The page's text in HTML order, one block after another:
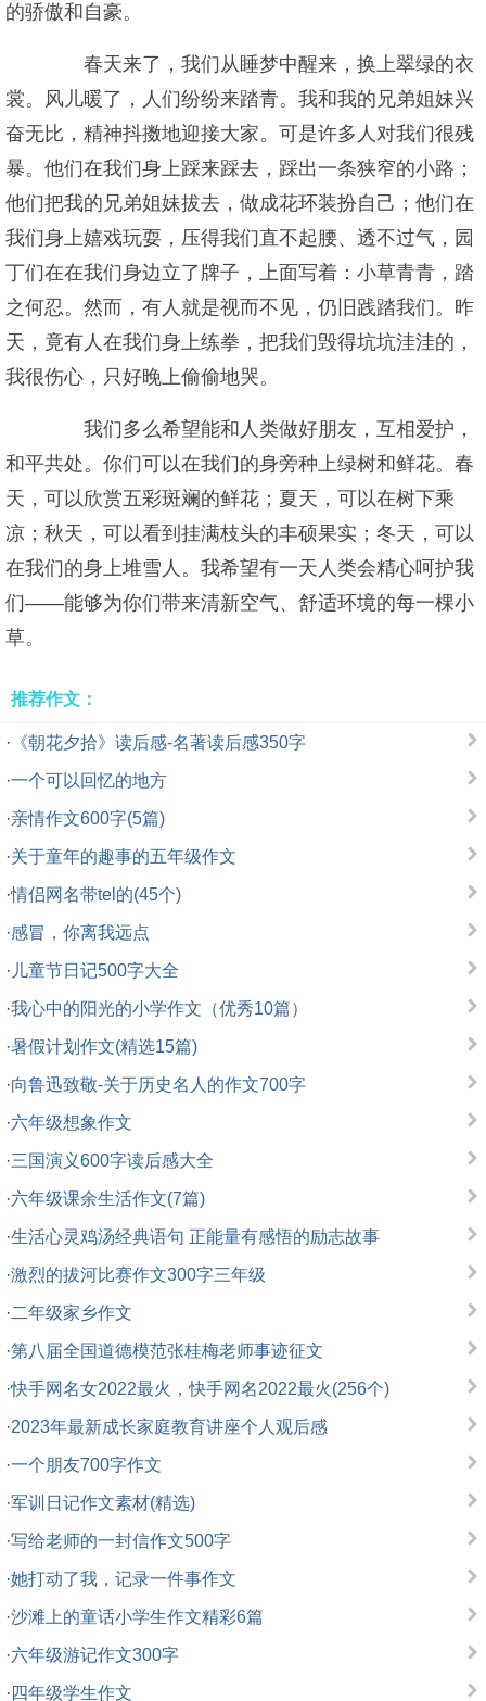
的骄傲和自豪。
春天来了，我们从睡梦中醒来，换上翠绿的衣
裳。风儿暖了，人们纷纷来踏青。我和我的兄弟姐妹兴
奋无比，精神抖擞地迎接大家。可是许多人对我们很残
暴。他们在我们身上踩来踩去，踩出一条狭窄的小路；
他们把我的兄弟姐妹拔去，做成花环装扮自己；他们在
我们身上嬉戏玩耍，压得我们直不起腰、透不过气，园
丁们在在我们身边立了牌子，上面写着：小草青青，踏
之何忍。然而，有人就是视而不见，仍旧践踏我们。昨
天，竟有人在我们身上练拳，把我们毁得坑坑洼洼的，
我很伤心，只好晚上偷偷地哭。
我们多么希望能和人类做好朋友，互相爱护，
和平共处。你们可以在我们的身旁种上绿树和鲜花。春
天，可以欣赏五彩斑斓的鲜花；夏天，可以在树下乘
凉；秋天，可以看到挂满枝头的丰硕果实；冬天，可以
在我们的身上堆雪人。我希望有一天人类会精心呵护我
们――能够为你们带来清新空气、舒适环境的每一棵小
草。
推荐作文：
· 《朝花夕拾》读后感-名著读后感350字
·一个可以回忆的地方
·亲情作文600字(5篇)
·关于童年的趣事的五年级作文
·情侣网名带tel的(45个)
·感冒，你离我远点
· 儿童节日记500字大全
·我心中的阳光的小学作文（优秀10篇）
·暑假计划作文(精选15篇)
·向鲁迅致敬-关于历史名人的作文700字
·六年级想象作文
·三国演义600字读后感大全
·六年级课余生活作文(7篇)
·生活心灵鸡汤经典语句 正能量有感悟的励志故事
·激烈的拔河比赛作文300字三年级
·二年级家乡作文
·第八届全国道德模范张桂梅老师事迹征文
·快手网名女2022最火，快手网名2022最火(256个)
·2023年最新成长家庭教育讲座个人观后感
·一个朋友700字作文
·军训日记作文素材(精选)
·写给老师的一封信作文500字
·她打动了我，记录一件事作文
·沙滩上的童话小学生作文精彩6篇
·六年级游记作文300字
· 四年级学生作文